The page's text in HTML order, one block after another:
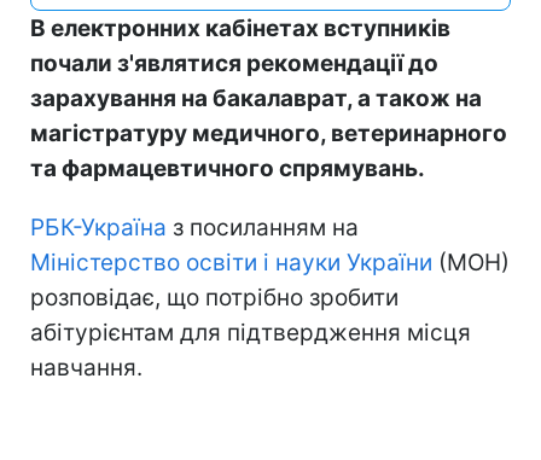
В електронних кабінетах вступників
почали з'являтися рекомендації до
зарахування на бакалаврат, а також на
магістратуру медичного, ветеринарного
та фармацевтичного спрямувань.
РБК-Україна з посиланням на
Міністерство освіти і науки України (МОН)
розповідає, що потрібно зробити
абітурієнтам для підтвердження місця
навчання.